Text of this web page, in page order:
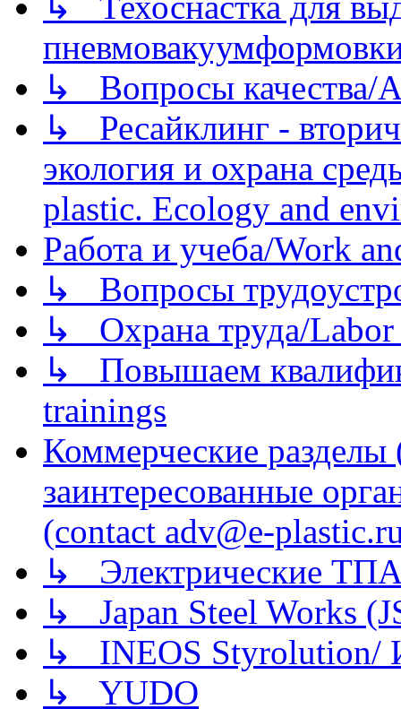
↳ Вопросы качества/
↳ Ресайклинг -
экология и охрана
plastic. Ecology and
Работа и учеба/Work
↳ Вопросы
↳ Охрана труда/Labor
↳ Повышаем
trainings
Коммерческие
заинтересованные
(contact adv@e-
↳ Электрические
↳ Japan Steel Works
↳ INEOS
↳ YUDO